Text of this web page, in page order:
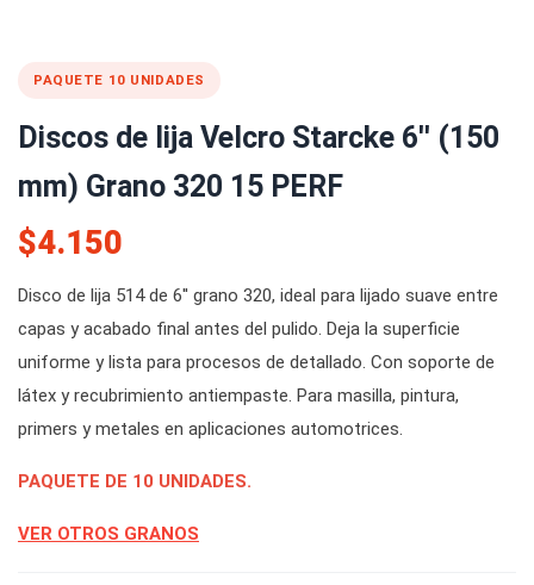
PAQUETE 10 UNIDADES
Discos de lija Velcro Starcke 6'' (150
mm) Grano 320 15 PERF
$4.150
Disco de lija 514 de 6'' grano 320, ideal para lijado suave entre
capas y acabado final antes del pulido. Deja la superficie
uniforme y lista para procesos de detallado. Con soporte de
látex y recubrimiento antiempaste. Para masilla, pintura,
primers y metales en aplicaciones automotrices.
PAQUETE DE 10 UNIDADES.
VER OTROS GRANOS